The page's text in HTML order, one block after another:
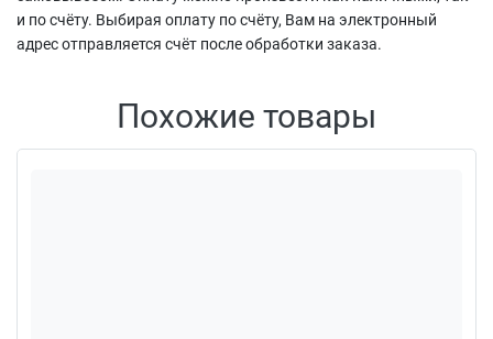
и по счёту. Выбирая оплату по счёту, Вам на электронный
адрес отправляется счёт после обработки заказа.
Похожие товары